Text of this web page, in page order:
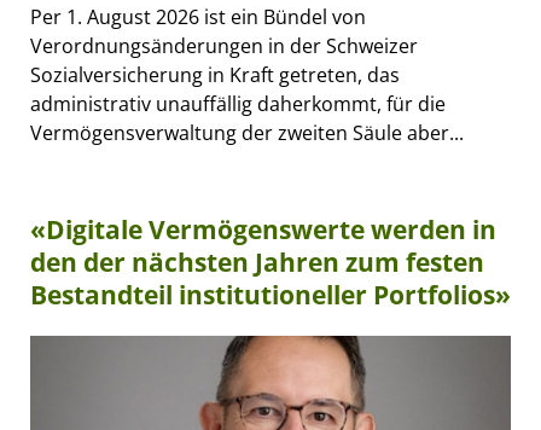
Per 1. August 2026 ist ein Bündel von
Verordnungsänderungen in der Schweizer
Sozialversicherung in Kraft getreten, das
administrativ unauffällig daherkommt, für die
Vermögensverwaltung der zweiten Säule aber...
«Digitale Vermögenswerte werden in
den der nächsten Jahren zum festen
Bestandteil institutioneller Portfolios»